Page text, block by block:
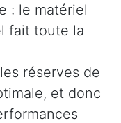
: le matériel
fait toute la
réserves de
et donc